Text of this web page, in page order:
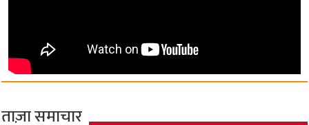
ताज़ा समाचार